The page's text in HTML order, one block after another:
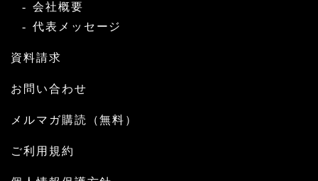
会社概要
代表メッセージ
資料請求
お問い合わせ
メルマガ購読（無料）
ご利用規約